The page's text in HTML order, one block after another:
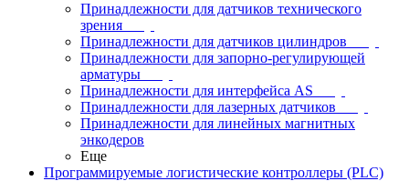
Принадлежности для датчиков технического
зрения
Принадлежности для датчиков цилиндров
Принадлежности для запорно-регулирующей
арматуры
Принадлежности для интерфейса AS
Принадлежности для лазерных датчиков
Принадлежности для линейных магнитных
энкодеров
Еще
Программируемые логистические контроллеры (PLC)